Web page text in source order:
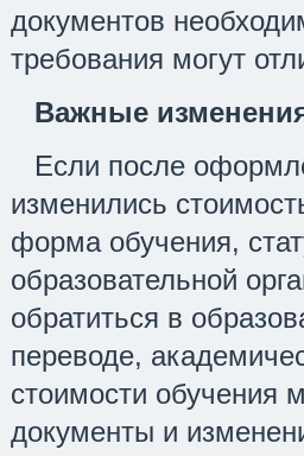
документов
требования могут
Важные
Если после
изменились
форма обучения,
образовательной
обратиться в
переводе,
стоимости обучения
документы и